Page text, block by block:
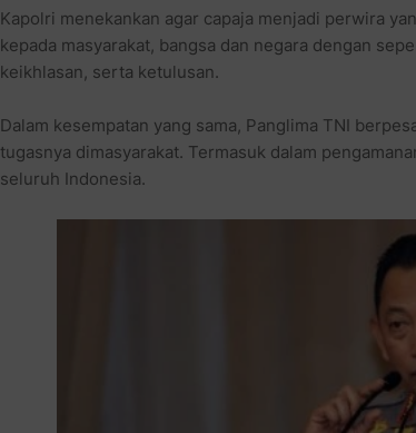
Kapolri menekankan agar capaja menjadi perwira
kepada masyarakat, bangsa dan negara dengan
keikhlasan, serta ketulusan.
Dalam kesempatan yang sama, Panglima TNI
tugasnya dimasyarakat. Termasuk dalam
seluruh Indonesia.